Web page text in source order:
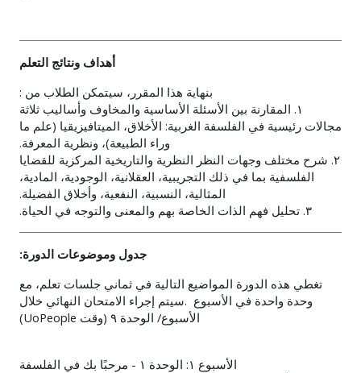
أهداف ونتائج التعلم
بنهاية هذا المقرر، سيتمكن الطلاب من :
١. المقارنة بين الأسئلة الأساسية والمخاوف وأساليب ثلاثة
مجالات رئيسية في الفلسفة الغربية: الأخلاق، الميتافيزيقيا (علم ما
وراء الطبيعة)، ونظرية المعرفة.
٢. شرح مختلف وجهات النظر النظرية والتاريخية المركزية للقضايا
الفلسفية بما في ذلك التجريبية، العقلانية، الوجودية، المادية،
المثالية، النسبية، النفعية، وأخلاق الفضيلة.
٣. تحليل فهم الذات الخاصة بهم والمعنى والتوجه في الحياة.
جدول وموضوعات الدورة:
تغطي هذه الدورة المواضيع التالية في ثماني جلسات تعلم، مع
وحدة واحدة في الأسبوع .سيتم إجراء الامتحان النهائي خلال
الأسبوع/ الوحدة ٩ ( وقت UoPeople
(
الأسبوع ١: الوحدة ١ - مرحبًا بك في الفلسفة